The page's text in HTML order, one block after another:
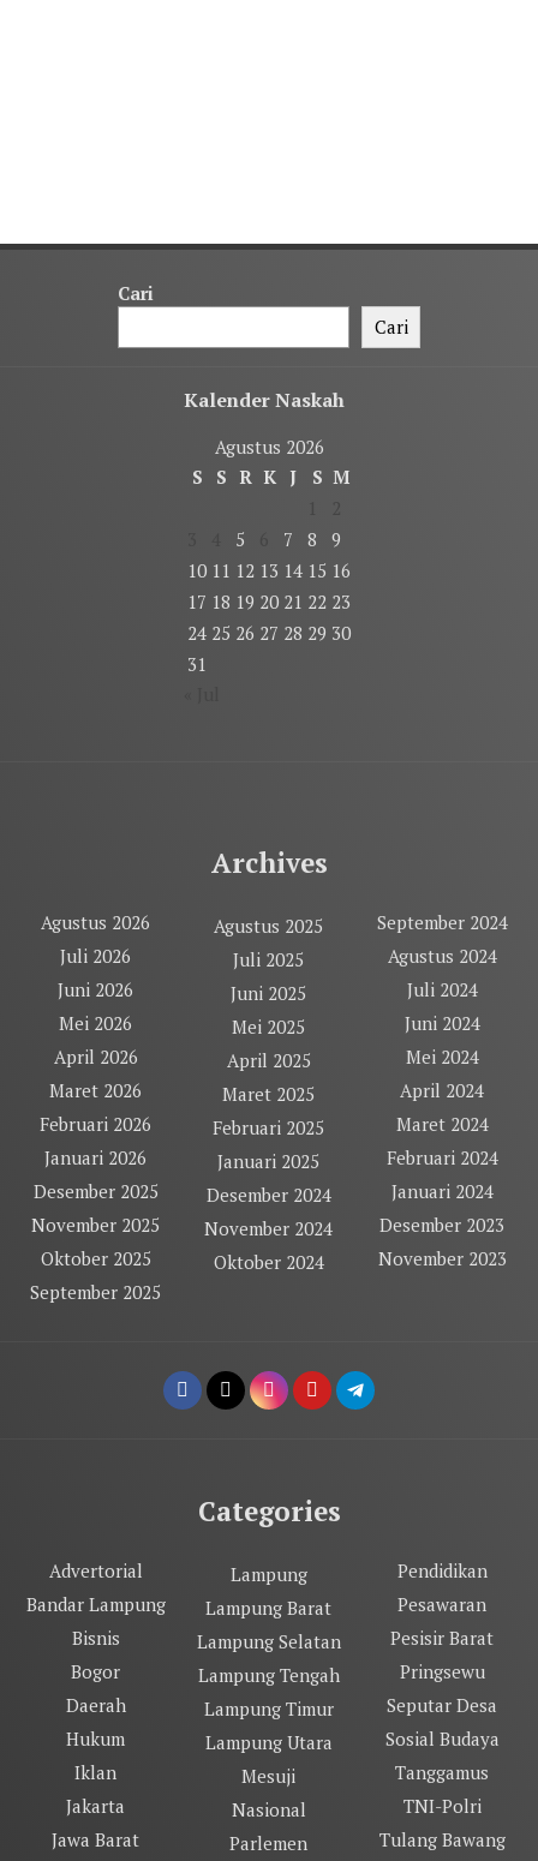
Cari
Cari
Kalender Naskah
Agustus 2026
S
S R K J S M
5 7 8
9
10 11 12 13 14 15 16
17 18 19 20 21 22 23
24 25 26 27 28 29 30
31
Archives
Agustus 2026
Juli 2026
Juni 2026
Mei 2026
April 2026
Maret 2026
Februari 2026
Januari 2026
Desember 2025
November 2025
Oktober 2025
September 2025
Agustus 2025
Juli 2025
Juni 2025
Mei 2025
April 2025
Maret 2025
Februari 2025
Januari 2025
Desember 2024
November 2024
Oktober 2024
September 2024
Agustus 2024
Juli 2024
Juni 2024
Mei 2024
April 2024
Maret 2024
Februari 2024
Januari 2024
Desember 2023
November 2023
Categories
Advertorial
Bandar Lampung
Bisnis
Bogor
Daerah
Hukum
Iklan
Jakarta
Jawa Barat
Lampung
Lampung Barat
Lampung Selatan
Lampung Tengah
Lampung Timur
Lampung Utara
Mesuji
Nasional
Parlemen
Pendidikan
Pesawaran
Pesisir Barat
Pringsewu
Seputar Desa
Sosial Budaya
Tanggamus
TNI-Polri
Tulang Bawang